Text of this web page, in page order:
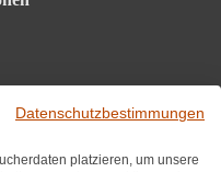
Datenschutzbestimmungen
platzieren, um unsere